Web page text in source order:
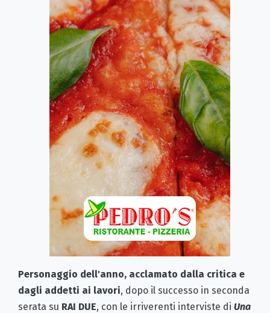
Personaggio dell'anno, acclamato dalla critica e
dagli addetti ai lavori, dopo il successo in seconda
serata su RAI DUE, con le irriverenti interviste di Una